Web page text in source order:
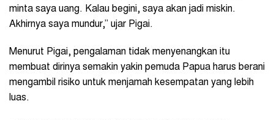
minta saya uang. Kalau begini, saya akan jadi miskin.
Akhirnya saya mundur,” ujar Pigai.
Menurut Pigai, pengalaman tidak menyenangkan itu
membuat dirinya semakin yakin pemuda Papua harus berani
mengambil risiko untuk menjamah kesempatan yang lebih
luas.